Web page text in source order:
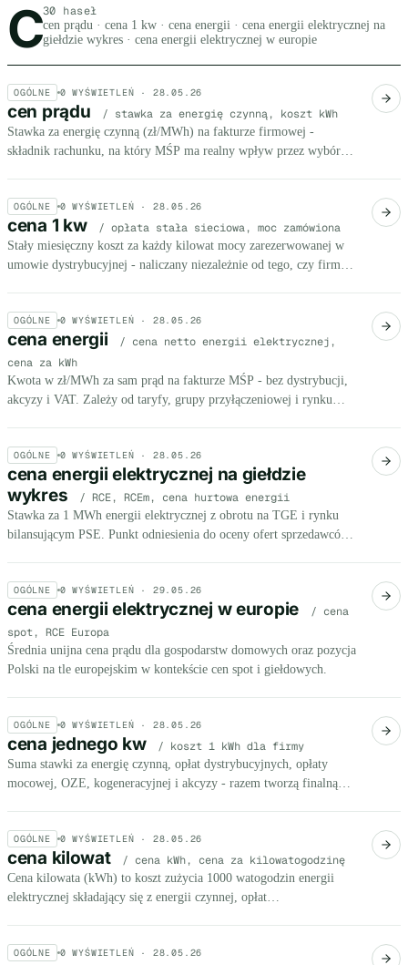
Litera C, 30 haseł
C30 haseł
cen prądu · cena 1 kw · cena energii · cena energii elektrycznej na
giełdzie wykres · cena energii elektrycznej w europie
OGÓLNE 0 WYŚWIETLEŃ · 28.05.26
cen prądu / stawka za energię czynną, koszt kWh
Stawka za energię czynną (zł/MWh) na fakturze firmowej -
składnik rachunku, na który MŚP ma realny wpływ przez wybór
OGÓLNE 0 WYŚWIETLEŃ · 28.05.26
cena 1 kw / opłata stała sieciowa, moc zamówiona
Stały miesięczny koszt za każdy kilowat mocy zarezerwowanej w
umowie dystrybucyjnej - naliczany niezależnie od tego, czy firma
OGÓLNE 0 WYŚWIETLEŃ · 28.05.26
cena energii
/ cena netto energii elektrycznej,
cena za kWh
Kwota w zł/MWh za sam prąd na fakturze MŚP - bez dystrybucji,
akcyzy i VAT. Zależy od taryfy, grupy przyłączeniowej i rynku
OGÓLNE 0 WYŚWIETLEŃ · 28.05.26
cena energii elektrycznej na giełdzie
wykres
/ RCE, RCEm, cena hurtowa energii
Stawka za 1 MWh energii elektrycznej z obrotu na TGE i rynku
bilansującym PSE. Punkt odniesienia do oceny ofert sprzedawców
OGÓLNE 0 WYŚWIETLEŃ · 29.05.26
cena energii elektrycznej w europie
/ cena
spot, RCE Europa
Średnia unijna cena prądu dla gospodarstw domowych oraz pozycja
Polski na tle europejskim w kontekście cen spot i giełdowych.
OGÓLNE 0 WYŚWIETLEŃ · 28.05.26
cena jednego kw / koszt 1 kWh dla firmy
Suma stawki za energię czynną, opłat dystrybucyjnych, opłaty
mocowej, OZE, kogeneracyjnej i akcyzy - razem tworzą finalną
OGÓLNE 0 WYŚWIETLEŃ · 28.05.26
cena kilowat / cena kWh, cena za kilowatogodzinę
Cena kilowata (kWh) to koszt zużycia 1000 watogodzin energii
elektrycznej składający się z energii czynnej, opłat
OGÓLNE 0 WYŚWIETLEŃ · 28.05.26